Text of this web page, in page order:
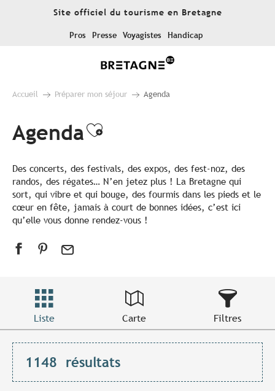
Site officiel du tourisme en Bretagne
Pros Presse Voyagistes Handicap
Accueil Préparer mon séjour Agenda
AgendaAjouter aux favoris
Des concerts, des festivals, des expos, des fest-noz, des
randos, des régates… N’en jetez plus ! La Bretagne qui
sort, qui vibre et qui bouge, des fourmis dans les pieds et le
cœur en fête, jamais à court de bonnes idées, c’est ici
qu’elle vous donne rendez-vous !
Liste Carte Filtres
1148 résultats